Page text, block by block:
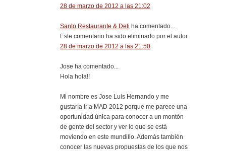
28 de marzo de 2012 a las 21:02
Santo Restaurante & Deli ha comentado...
Este comentario ha sido eliminado por el autor.
28 de marzo de 2012 a las 21:50
Jose ha comentado...
Hola hola!!
Mi nombre es Jose Luis Hernando y me
gustaría ir a MAD 2012 porque me parece una
oportunidad única para conocer a un montón
de gente del sector y ver lo que se está
moviendo en este mundillo. Además también
conocer las nuevas propuestas de los que nos